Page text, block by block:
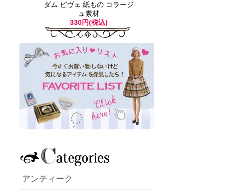
ダム ピヴェ 紙もの コラージ
ュ素材
330円(税込)
アンティーク